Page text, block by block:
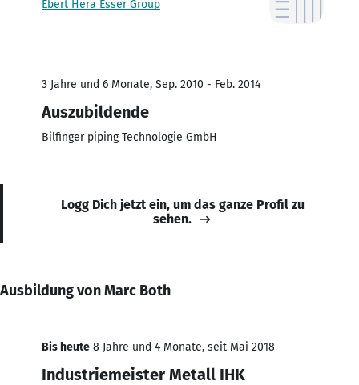
Ebert Hera Esser Group
3 Jahre und 6 Monate, Sep. 2010 - Feb. 2014
Auszubildende
Bilfinger piping Technologie GmbH
Logg Dich jetzt ein, um das ganze Profil zu
sehen.
Ausbildung von Marc Both
Bis heute 8 Jahre und 4 Monate, seit Mai 2018
Industriemeister Metall IHK